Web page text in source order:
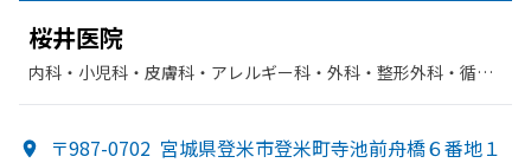
桜井医院
内科・​小児科・​皮膚科・​アレルギー科・​外科・​整形外科・​循環
〒987-0702 宮城県登米市登米町寺池前舟橋６番地１